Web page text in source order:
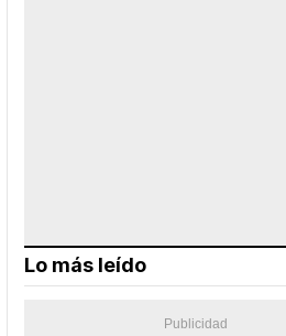
Lo más leído